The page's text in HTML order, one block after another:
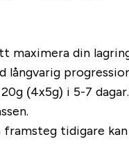
maximera din
(4x5g) i 5-7
tidigare